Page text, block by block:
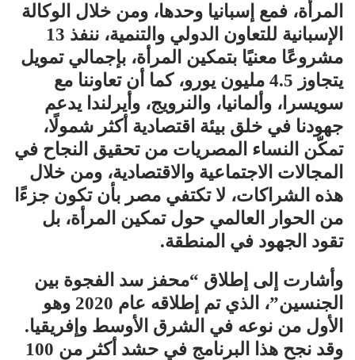
المرأة، فمع إسبانيا وحدها، ومن خلال الوكالة
الإسبانية للتعاون الدولي والتنمية، ننفذ 13
مشروعًا معنيًا بتمكين المرأة، بإجمالي تمويل
يتجاوز 4.5 مليون يورو، كما أن تعاوننا مع
سويسرا، وألمانيا، والنرويج، وأيرلندا يدعم
جهودنا في خلق بيئة اقتصادية أكثر شمولًا،
تمكّن النساء المصريات من تحقيق النجاح في
المجالات الاجتماعية والاقتصادية، ومن خلال
هذه الشراكات، لا تكتفي مصر بأن تكون جزءًا
من الحوار العالمي حول تمكين المرأة، بل
تقود الجهود في المنطقة.
وأشارت إلى إطلاق “محفز سد الفجوة بين
الجنسين”، الذي تم إطلاقه عام 2020 وهو
الأول من نوعه في الشرق الأوسط وإفريقيا.
وقد نجح هذا البرنامج في حشد أكثر من 100